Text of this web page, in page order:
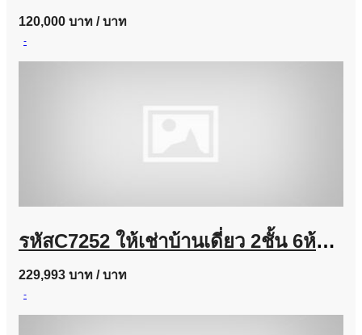
120,000 บาท / บาท
-
รหัสC7252 ให้เช่าบ้านเดี่ยว 2ชั้น 6ห้องนอน ถนนลาดพร้าวซอย 35 บ้านตกแต่งสวยพร้อมอยู่
229,993 บาท / บาท
-